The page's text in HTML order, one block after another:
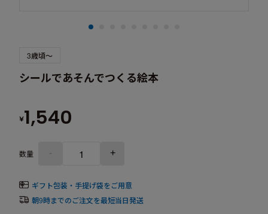
3歳頃～
シールであそんでつくる絵本
¥1,540
数量 - +
ギフト包装・手提げ袋をご用意
朝9時までのご注文を最短当日発送